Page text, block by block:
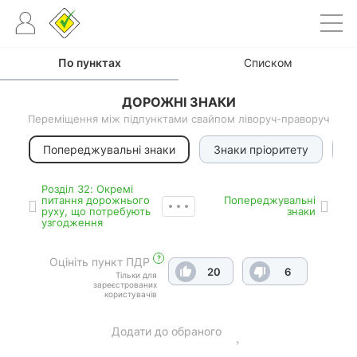
По пунктах Списком
ДОРОЖНІ ЗНАКИ
Переміщення між підпунктами свайпом ліворуч-праворуч
Попереджувальні знаки Знаки пріоритету
Роздiл 32: Окремі
питання дорожнього
руху, що потребують
узгодження
Попереджувальні
знаки
Оцініть пункт ПДР ?
Тільки для
зареєстрованих
користувачів
20 6
Додати до обраного